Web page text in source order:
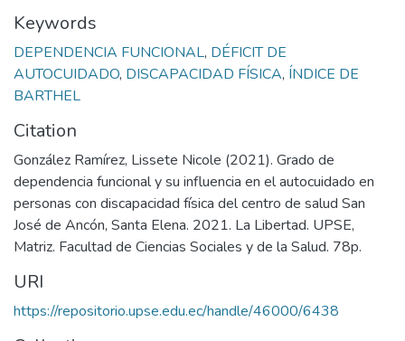
Keywords
DEPENDENCIA FUNCIONAL, DÉFICIT DE
AUTOCUIDADO, DISCAPACIDAD FÍSICA, ÍNDICE DE
BARTHEL
Citation
González Ramírez, Lissete Nicole (2021). Grado de
dependencia funcional y su influencia en el autocuidado en
personas con discapacidad física del centro de salud San
José de Ancón, Santa Elena. 2021. La Libertad. UPSE,
Matriz. Facultad de Ciencias Sociales y de la Salud. 78p.
URI
https://repositorio.upse.edu.ec/handle/46000/6438